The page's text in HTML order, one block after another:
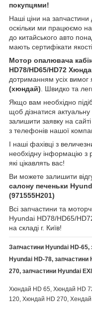
покупцями!
Наші ціни на запчастини
оскільки ми працюємо
до китайського авто
мають сертифікати
Мотор опалювача
HD78/HD65/HD72
дотриманням усіх вимог
(хюндай) . Швидко та
Якщо вам необхідно
щоб дізнатися
залишити заявку на
з телефонів нашої
І наші фахівці з
необхідну інформацію з
які цікавлять вас!
Ви можете залишити
салону печеньки
(971555H201)
Всі запчастини та
Hyundai HD78/HD65/
на складі г. Київ!
Запчастини Hyundai HD-65,
Hyundai HD-78, запчастини
270, запчастини Hyundai
Хюндай HD 65, Хюндай HD
120, Хюндай HD 270,